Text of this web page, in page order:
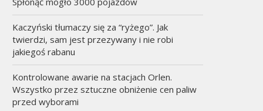
Kaczyński tłumaczy się za “ryżego”. Jak
twierdzi, sam jest przezywany i nie robi
jakiegoś rabanu
Kontrolowane awarie na stacjach Orlen.
Wszystko przez sztuczne obniżenie cen paliw
przed wyborami